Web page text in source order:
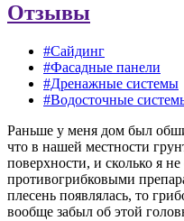
Отзывы
#Сайдинг
#Фасадные панели
#Дренажные системы
#Водосточные
Раньше у меня дом был
что в нашей местности
поверхности, и сколько я
противогрибковыми
плесень появлялась, то
вообще забыл об этой